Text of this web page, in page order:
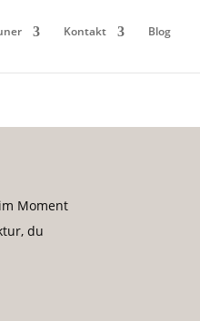
Kontakt Blog
Moment
du